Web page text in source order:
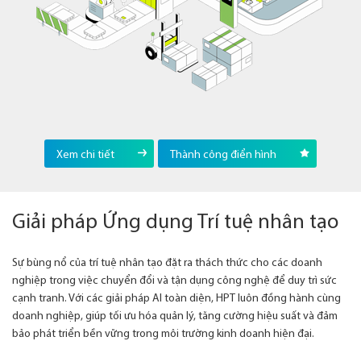
Xem chi tiết Thành công điển hình
Giải pháp Ứng dụng Trí tuệ nhân tạo
Sự bùng nổ của trí tuệ nhân tạo đặt ra thách thức cho các doanh
nghiệp trong việc chuyển đổi và tận dụng công nghệ để duy trì sức
cạnh tranh. Với các giải pháp AI toàn diện, HPT luôn đồng hành cùng
doanh nghiệp, giúp tối ưu hóa quản lý, tăng cường hiệu suất và đảm
bảo phát triển bền vững trong môi trường kinh doanh hiện đại.